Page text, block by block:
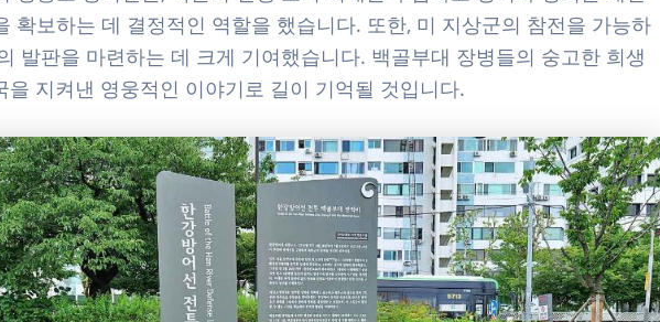
확보하는 데 결정적인 역할을 했습니다. 또한, 미 지상군의 참전을 가능하
발판을 마련하는 데 크게 기여했습니다. 백골부대 장병들의 숭고한 희생
을 지켜낸 영웅적인 이야기로 길이 기억될 것입니다.